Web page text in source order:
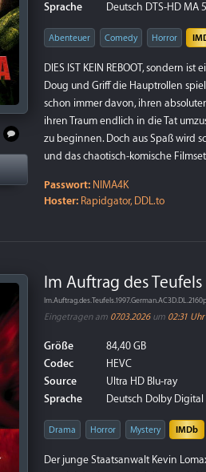
Sprache
Deutsch DTS-HD MA
Abenteuer Comedy Horror
DIES IST KEIN REBOOT, sondern
Doug und Griff die Hauptrollen
schon immer davon, ihren
ihren Traum endlich in die Tat
zu beginnen. Doch aus Spaß wird
und das chaotisch-komische
Passwort: NIMA4K
Hoster: Rapidgator, DDL.to
Im Auftrag des
Eingetragen am 07.03.2026um 02:31 Uhr
Größe
84,40 GB
Codec
HEVC
Source
Ultra HD Blu-ray
Sprache
Deutsch Dolby Digital
Drama Horror Mystery IMDb
Der junge Staatsanwalt Kevin